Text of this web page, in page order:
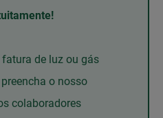
fatura de luz ou gás
o nosso
colaboradores